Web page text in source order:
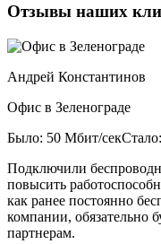
Отзывы наших
Андрей Константинов
Офис в Зеленограде
Было: 50 Мбит/сек
Подключили
повысить
как ранее постоянно
компании, обязательно
партнерам.